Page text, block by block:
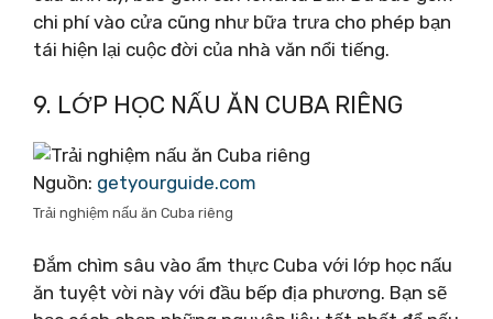
chi phí vào cửa cũng như bữa trưa cho phép bạn
tái hiện lại cuộc đời của nhà văn nổi tiếng.
9. LỚP HỌC NẤU ĂN CUBA RIÊNG
Nguồn: getyourguide.com
Trải nghiệm nấu ăn Cuba riêng
Đắm chìm sâu vào ẩm thực Cuba với lớp học nấu
ăn tuyệt vời này với đầu bếp địa phương. Bạn sẽ